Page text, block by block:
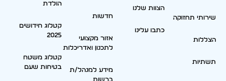
שירותי תחזוקה
הצללות
תשתיות
הצוות שלנו
כתבו עלינו
חדשות
אזור מקצועי
לתכנון ואדריכלות
מידע למנהל/ת
הולדת
קטלוג חידושים
2025
קטלוג משטח
בטיחות שעם